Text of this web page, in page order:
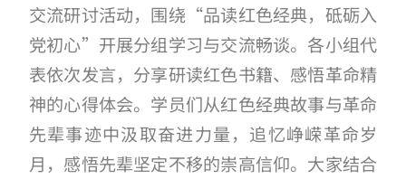
交流研讨活动，围绕“品读红色经典，砥砺入
党初心”开展分组学习与交流畅谈。各小组代
表依次发言，分享研读红色书籍、感悟革命精
神的心得体会。学员们从红色经典故事与革命
先辈事迹中汲取奋进力量，追忆峥嵘革命岁
月，感悟先辈坚定不移的崇高信仰。大家结合